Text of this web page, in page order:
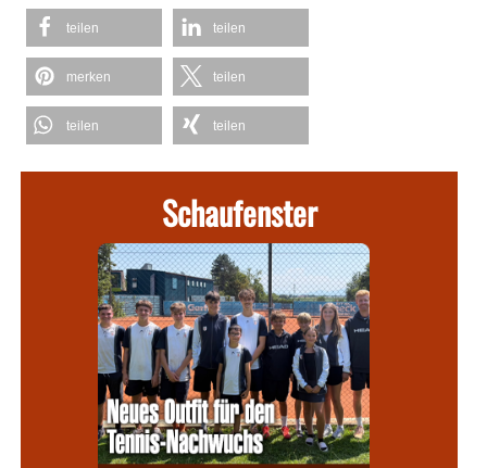
teilen teilen
merken teilen
teilen teilen
Schaufenster